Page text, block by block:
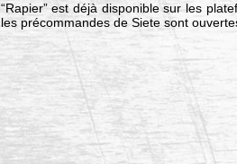
“Rapier” est déjà disponible sur les
les précommandes de Siete sont